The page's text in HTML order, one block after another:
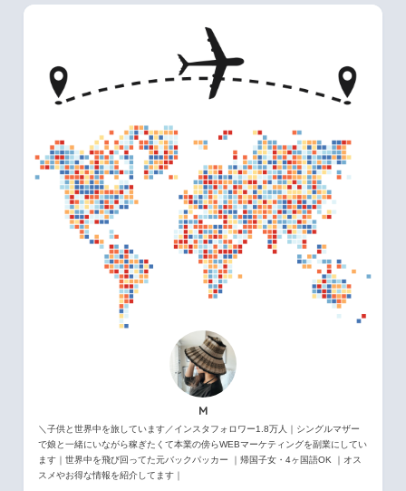
M
＼子供と世界中を旅しています／インスタフォロワー1.8万人｜シングルマザー
で娘と一緒にいながら稼ぎたくて本業の傍らWEBマーケティングを副業にしてい
ます｜世界中を飛び回ってた元バックパッカー ｜帰国子女・4ヶ国語OK ｜オス
スメやお得な情報を紹介してます｜